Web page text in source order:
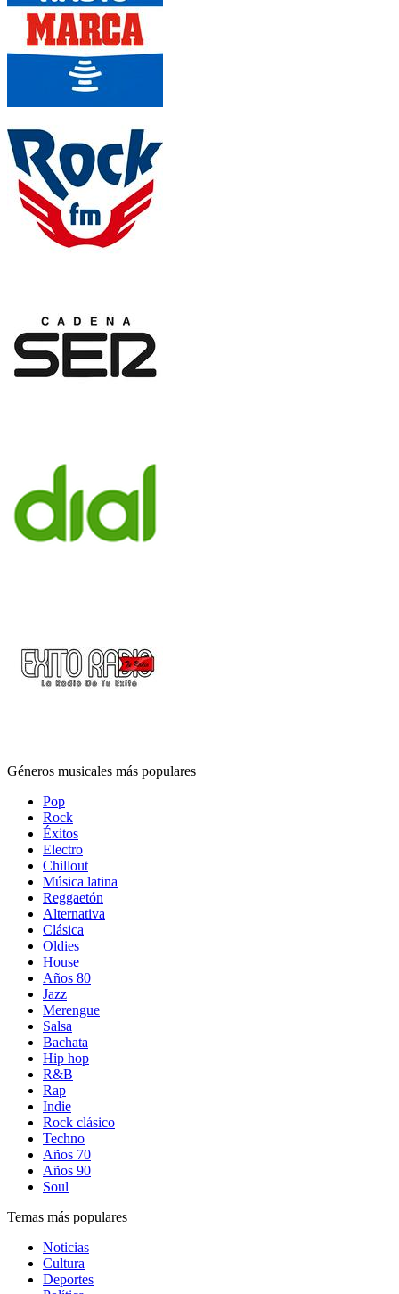
Géneros musicales más populares
Pop
Rock
Éxitos
Electro
Chillout
Música latina
Reggaetón
Alternativa
Clásica
Oldies
House
Años 80
Jazz
Merengue
Salsa
Bachata
Hip hop
R&B
Rap
Indie
Rock clásico
Techno
Años 70
Años 90
Soul
Temas más populares
Noticias
Cultura
Deportes